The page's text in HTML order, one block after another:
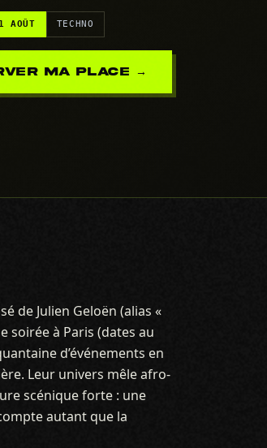
AOÛT TECHNO
MA PLACE →
de Julien Geloën (alias «
soirée à Paris (dates au
d’événements en
Leur univers mêle afro-
scénique forte : une
autant que la